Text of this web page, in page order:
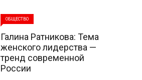
ОБЩЕСТВО
Галина Ратникова: Тема
женского лидерства —
тренд современной
России